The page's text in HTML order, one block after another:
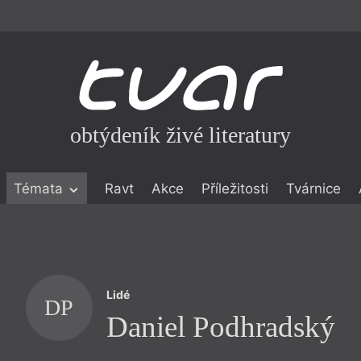
obtýdeník živé literatury
Témata Ravt Akce Příležitosti Tvárnice
DP Lidé
Daniel Podhradský